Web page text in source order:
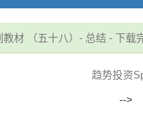
材 （五十八）- 总结 - 下载
趋势投资
-->